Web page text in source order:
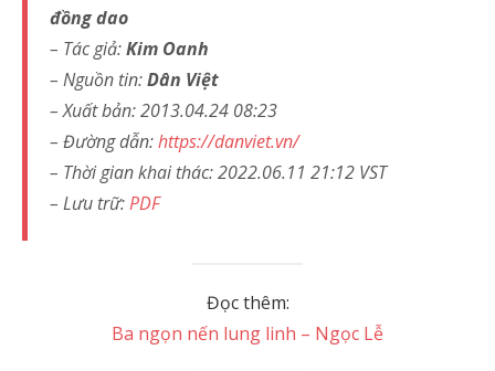
đồng dao
– Tác giả:Kim Oanh
– Nguồn tin:Dân Việt
– Xuất bản: 2013.04.24 08:23
– Đường dẫn:https://danviet.vn/
– Thời gian khai thác: 2022.06.11 21:12 VST
– Lưu trữ:PDF
Đọc thêm:
Ba ngọn nến lung linh – Ngọc Lễ